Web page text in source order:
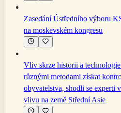
Zasedání Ústředního výboru
na moskevském kongresu
Vliv skrze historii a
různými metodami získat
obyvatelstva, shodli se experti
vlivu na země Střední Asie